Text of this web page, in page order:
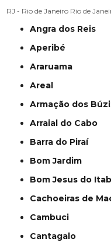
RJ - Rio de Janeiro Rio de
Angra dos Reis
Aperibé
Araruama
Areal
Armação dos
Arraial do Cabo
Barra do Piraí
Bom Jardim
Bom Jesus do
Cachoeiras de
Cambuci
Cantagalo